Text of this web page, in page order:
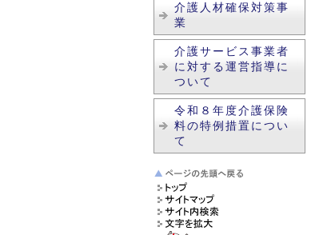
介護人材確保対策事
業
介護サービス事業者
に対する運営指導に
ついて
令和８年度介護保険
料の特例措置につい
て